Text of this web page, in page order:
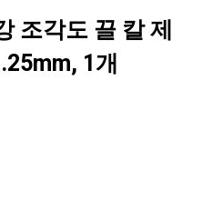
조각도 끌 칼 제
1개